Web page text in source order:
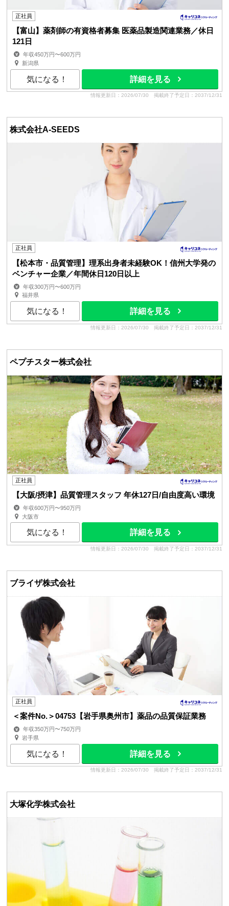
正社員
【富山】薬剤師の有資格者募集 医薬品製造関連業務／休日
121日
年収450万円〜600万円
新潟県
気になる！ 詳細を見る
情報更新日：2026/07/30 掲載終了予定日：2037/12/31
株式会社A-SEEDS
正社員
【松本市・品質管理】理系出身者未経験OK！信州大学発の
ベンチャー企業／年間休日120日以上
年収300万円〜600万円
福井県
気になる！ 詳細を見る
情報更新日：2026/07/30 掲載終了予定日：2037/12/31
ペプチスター株式会社
正社員
【大阪/摂津】品質管理スタッフ 年休127日/自由度高い環境
年収600万円〜950万円
大阪市
気になる！ 詳細を見る
情報更新日：2026/07/30 掲載終了予定日：2037/12/31
ブライザ株式会社
正社員
＜案件No.＞04753【岩手県奥州市】薬品の品質保証業務
年収350万円〜750万円
岩手県
気になる！ 詳細を見る
情報更新日：2026/07/30 掲載終了予定日：2037/12/31
大塚化学株式会社